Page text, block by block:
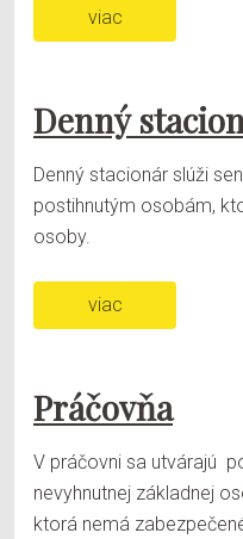
viac
Denný
Denný stacionár slúži
postihnutým osobám,
osoby.
viac
Práčovňa
V práčovni sa utvárajú
nevyhnutnej základnej
ktorá nemá